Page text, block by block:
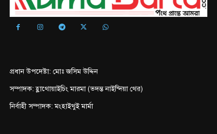
প্রধান উপদেষ্টা: মোঃ জসিম উদ্দিন
সম্পাদক: হ্লাথোয়াইচিং মারমা (ভদন্ত নাইন্দিয়া থের)
নির্বাহী সম্পাদক: মংহাইথুই মার্মা